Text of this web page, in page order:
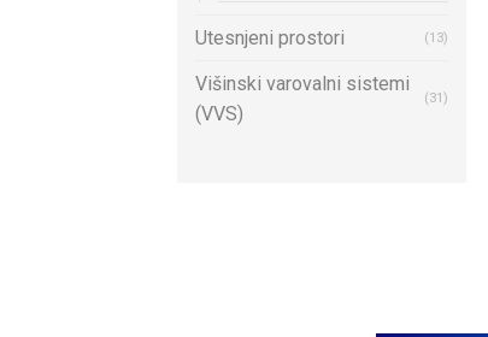
Utesnjeni prostori (13)
Višinski varovalni sistemi
(VVS)
(31)